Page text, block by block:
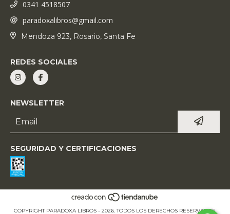
0341 4518507
paradoxalibros@gmail.com
Mendoza 923, Rosario, Santa Fe
REDES SOCIALES
NEWSLETTER
SEGURIDAD Y CERTIFICACIONES
COPYRIGHT PARADOXA LIBROS - 2026. TODOS LOS DERECHOS RESERVADOS.